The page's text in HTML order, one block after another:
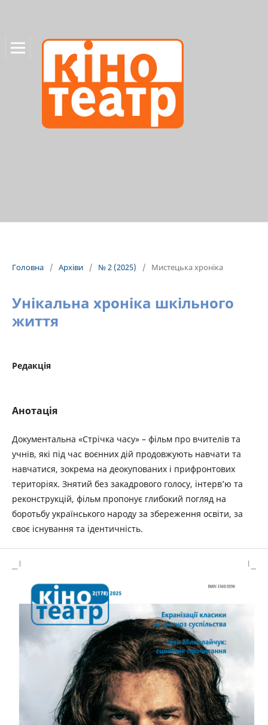
Головна / Архіви / № 2 (2025) / Мистецька хроніка
Унікальна хроніка шкільного
життя
Редакція
Анотація
Документальна «Стрічка часу» – фільм про вчителів та
учнів, які під час воєнних дій продовжують навчати та
навчатися, зокрема на деокупованих і прифронтових
територіях. Знятий без закадрового голосу, інтерв’ю та
реконструкцій, фільм пропонує глибокий погляд на
боротьбу українського народу за збереження освіти, за
своє існування та ідентичність.